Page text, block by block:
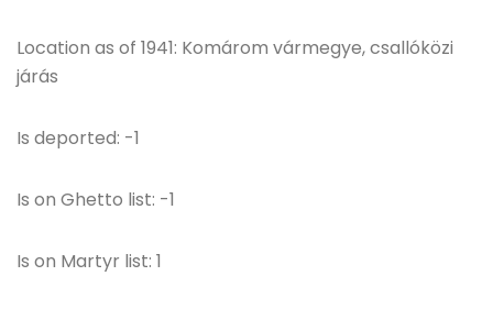
Location as of 1941: Komárom vármegye, csallóközi
járás
Is deported: -1
Is on Ghetto list: -1
Is on Martyr list: 1